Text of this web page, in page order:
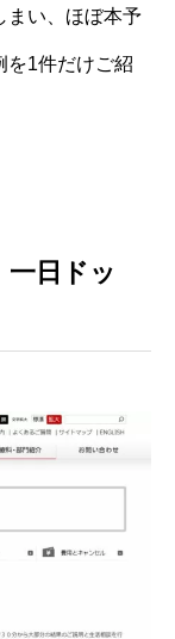
まい、ほぼ本予
を1件だけご紹
日ドッ